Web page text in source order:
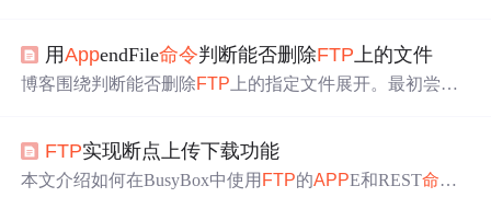
响应，提供了避免文件覆盖问题的实用建议。
用AppendFile命令判断能否删除FTP 上的文件
博客围绕判断能否删除FTP 上的指定文件展开。最初尝试
需先判断文件是否存在，且发送前要先发送PORT或PASV
命令。测试多种操作，仍难确定删除是否成功。
FTP实现断点上传下载功能
本文介绍如何在BusyBox中使用 FTP的APPE和REST命令